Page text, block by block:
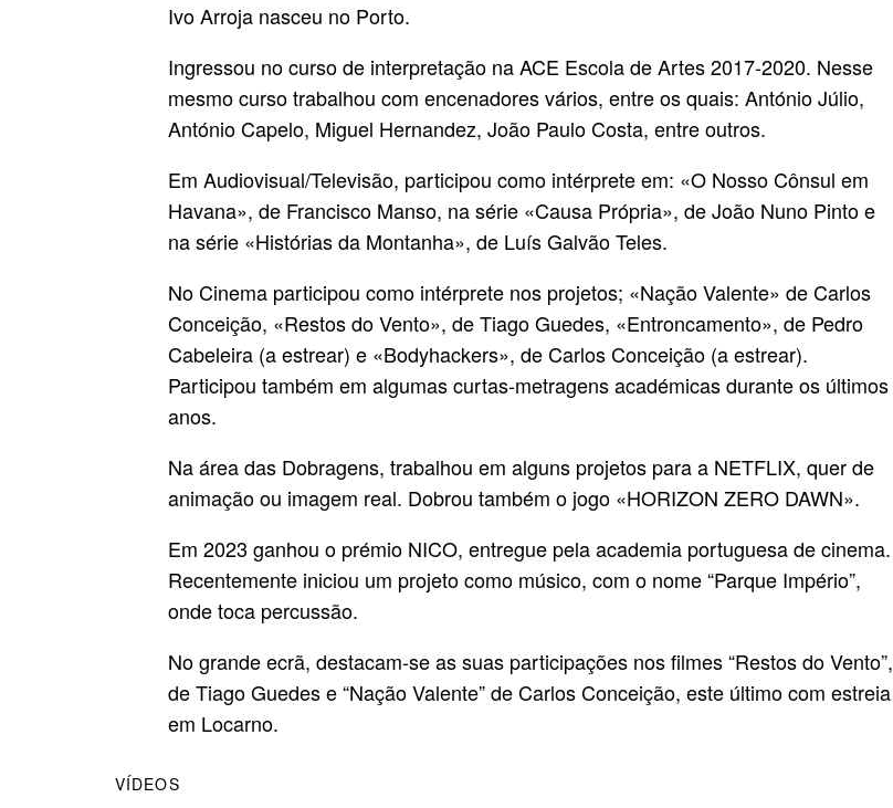
Ivo Arroja nasceu no Porto.
Ingressou no curso de interpretação na ACE Escola de Artes 2017-2020. Nesse
mesmo curso trabalhou com encenadores vários, entre os quais: António Júlio,
António Capelo, Miguel Hernandez, João Paulo Costa, entre outros.
Em Audiovisual/Televisão, participou como intérprete em: «O Nosso Cônsul em
Havana», de Francisco Manso, na série «Causa Própria», de João Nuno Pinto e
na série «Histórias da Montanha», de Luís Galvão Teles.
No Cinema participou como intérprete nos projetos; «Nação Valente» de Carlos
Conceição, «Restos do Vento», de Tiago Guedes, «Entroncamento», de Pedro
Cabeleira (a estrear) e «Bodyhackers», de Carlos Conceição (a estrear).
Participou também em algumas curtas-metragens académicas durante os últimos
anos.
Na área das Dobragens, trabalhou em alguns projetos para a NETFLIX, quer de
animação ou imagem real. Dobrou também o jogo «HORIZON ZERO DAWN».
Em 2023 ganhou o prémio NICO, entregue pela academia portuguesa de cinema.
Recentemente iniciou um projeto como músico, com o nome “Parque Império”,
onde toca percussão.
No grande ecrã, destacam-se as suas participações nos filmes “Restos do Vento”,
de Tiago Guedes e “Nação Valente” de Carlos Conceição, este último com estreia
em Locarno.
VÍDEOS